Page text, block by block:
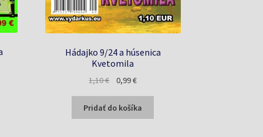
Hádajko 9/24 a húsenica
Kvetomila
1,10€
Pôvodná
bola:
1,10 €.
0,99€Aktuálna
je:
0,99 €.
Pridať do košíka